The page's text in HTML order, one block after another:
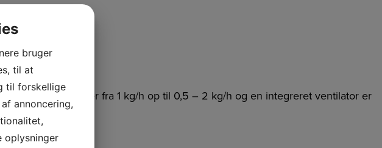
fra 1 kg/h op til 0,5 – 2 kg/h og en integreret ventilator er
bruger
til at
til forskellige
annoncering,
oplysninger